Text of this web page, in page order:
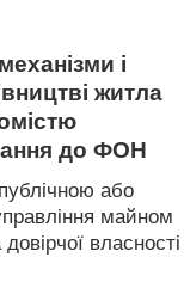
і
житла
до ФОН
або
майном
власності